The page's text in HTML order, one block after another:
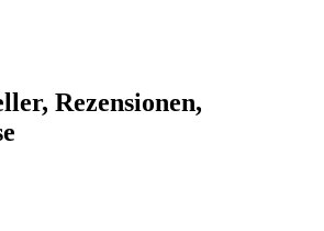
Rezensionen,